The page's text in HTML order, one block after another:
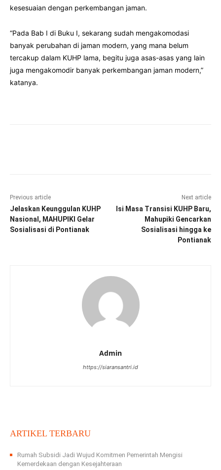
kesesuaian dengan perkembangan jaman.
“Pada Bab I di Buku I, sekarang sudah mengakomodasi
banyak perubahan di jaman modern, yang mana belum
tercakup dalam KUHP lama, begitu juga asas-asas yang lain
juga mengakomodir banyak perkembangan jaman modern,”
katanya.
Previous article
Jelaskan Keunggulan KUHP
Nasional, MAHUPIKI Gelar
Sosialisasi di Pontianak
Next article
Isi Masa Transisi KUHP Baru,
Mahupiki Gencarkan
Sosialisasi hingga ke
Pontianak
Admin
https://siaransantri.id
ARTIKEL TERBARU
Rumah Subsidi Jadi Wujud Komitmen Pemerintah Mengisi
Kemerdekaan dengan Kesejahteraan